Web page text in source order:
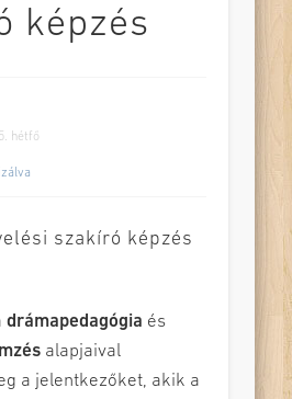
képzés
hétfő
szakíró képzés
drámapedagógia és
alapjaival
a jelentkezőket, akik a